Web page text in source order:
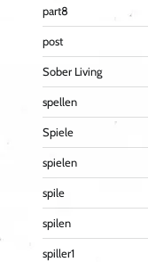
part8
post
Sober Living
spellen
Spiele
spielen
spile
spilen
spiller1